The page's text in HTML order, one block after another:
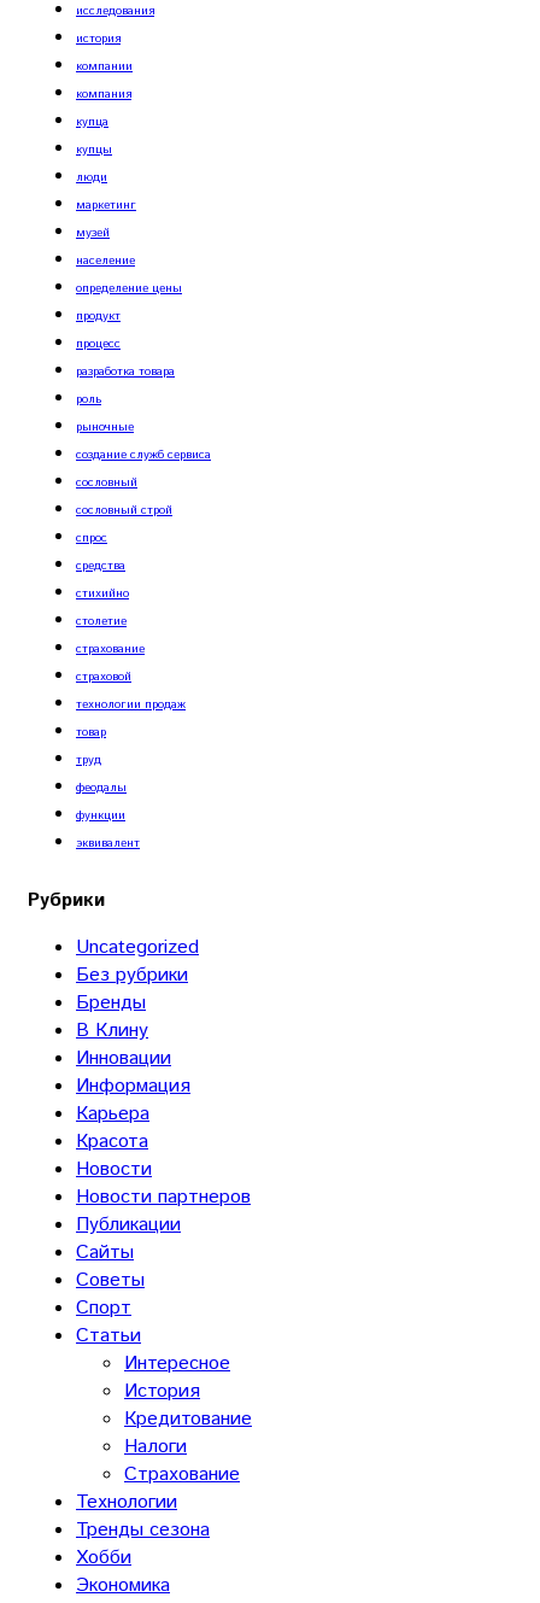
исследования
история
компании
компания
купца
купцы
люди
маркетинг
музей
население
определение цены
продукт
процесс
разработка товара
роль
рыночные
создание служб сервиса
сословный
сословный строй
спрос
средства
стихийно
столетие
страхование
страховой
технологии продаж
товар
труд
феодалы
функции
эквивалент
Рубрики
Uncategorized
Без рубрики
Бренды
В Клину
Инновации
Информация
Карьера
Красота
Новости
Новости партнеров
Публикации
Сайты
Советы
Спорт
Статьи
Интересное
История
Кредитование
Налоги
Страхование
Технологии
Тренды сезона
Хобби
Экономика